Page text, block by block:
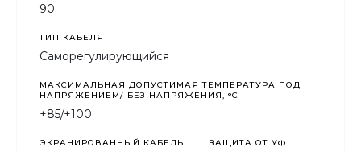
90
ТИП КАБЕЛЯ
Саморегулирующийся
МАКСИМАЛЬНАЯ ДОПУСТИМАЯ ТЕМПЕРАТУРА ПОД
НАПРЯЖЕНИЕМ/ БЕЗ НАПРЯЖЕНИЯ, °C
+85/+100
ЭКРАНИРОВАННЫЙ КАБЕЛЬ ЗАЩИТА ОТ УФ